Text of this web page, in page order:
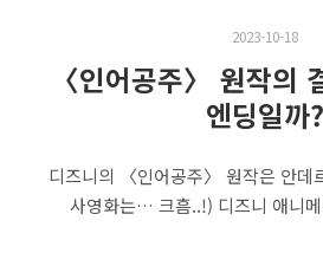
2023-10-18
〈인어공주〉 원작의
엔딩일까?
디즈니의 〈인어공주〉 원작은 안데
사영화는… 크흠..!) 디즈니 애니